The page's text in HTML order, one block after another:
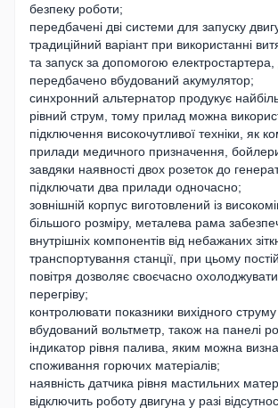
безпеку роботи;
передбачені дві системи для запуску
традиційний варіант при використанні
та запуск за допомогою
передбачено вбудований акумулятор;
синхронний альтернатор продукує
рівний струм, тому прилад можна
підключення високочутливої техніки, як
прилади медичного призначення,
завдяки наявності двох розеток до
підключати два прилади одночасно;
зовнішній корпус виготовлений із
більшого розміру, металева рама
внутрішніх компонентів від небажаних
транспортування станції, при цьому
повітря дозволяє своєчасно
перегріву;
контролювати показники вихідного
вбудований вольтметр, також на панелі
індикатор рівня палива, яким можна
споживання горючих матеріалів;
наявність датчика рівня мастильних
відключить роботу двигуна у разі